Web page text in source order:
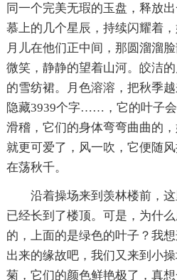
同一个完美无瑕的玉盘，释放
慕上的几个星辰，持续闪耀着
月儿在他们正中间，那圆溜溜
微笑，静静的望着山河。皎洁
的雪纺裙。月色溶溶，把秋季越
隐藏3939个字……，它的叶子
滑稽，它们的身体弯弯曲曲的
就更可爱了，风一吹，它便随
在荡秋千。
沿着操场来到羡林楼前，
已经长到了楼顶。可是，为什
的，上面的是绿色的叶子？我
出来的缘故吧，我们又来到小
菊，它们的颜色鲜艳极了，真